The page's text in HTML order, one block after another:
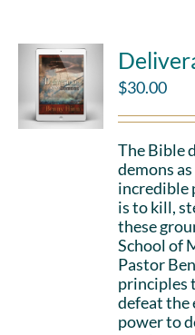
$30.00
The Bible
demons
incredible
is to kill,
these
School of
Pastor
principles
defeat the
power to